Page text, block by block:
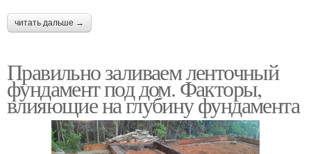
читать дальше →
Правильно заливаем ленточный
фундамент под дом. Факторы,
влияющие на глубину фундамента